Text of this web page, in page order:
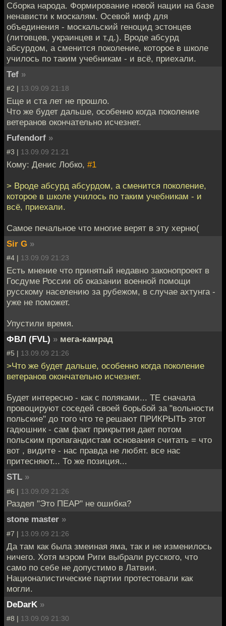
Сборка народа. Формирование новой нации на базе
ненависти к москалям. Осевой миф для
объединения - москальский геноцид эстонцев
(литовцев, украинцев и т.д.). Вроде абсурд
абсурдом, а сменится поколение, которое в школе
училось по таким учебникам - и всё, приехали.
Tef »
#2 | 13.09.09 21:18
Еще и ста лет не прошло.
Что же будет дальше, особенно когда поколение
ветеранов окончательно исчезнет.
Fufendorf »
#3 | 13.09.09 21:21
Кому: Денис Лобко, #1
> Вроде абсурд абсурдом, а сменится поколение,
которое в школе училось по таким учебникам - и
всё, приехали.
Самое печальное что многие верят в эту херню(
Sir G »
#4 | 13.09.09 21:23
Есть мнение что принятый недавно законопроект в
Госдуме России об оказании военной помощи
русскому населению за рубежом, в случае ахтунга -
уже не поможет.
Упустили время.
ФВЛ (FVL) » мега-камрад
#5 | 13.09.09 21:26
>Что же будет дальше, особенно когда поколение
ветеранов окончательно исчезнет.
Будет интересно - как с поляками... ТЕ сначала
провоцируют соседей своей борьбой за "вольности
польские" до того что те решают ПРИКРЫТЬ этот
гадюшник - сам факт прикрытия дает потом
польским пропагандистам основания считать = что
вот , видите - нас правда не любят. все нас
притесняют... То же позиция...
STL »
#6 | 13.09.09 21:26
Раздел "Это ПЕАР" не ошибка?
stone master »
#7 | 13.09.09 21:26
Да там как была змеиная яма, так и не изменилось
ничего. Хотя мэром Риги выбрали русского, что
само по себе не допустимо в Латвии.
Националистические партии протестовали как
могли.
DeDarK »
#8 | 13.09.09 21:30